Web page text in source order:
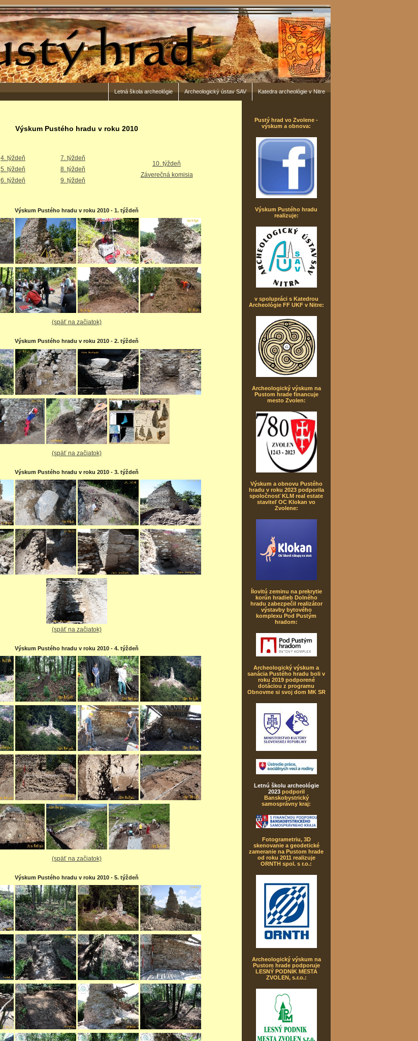
Katedra archeológie v Nitre
Archeologický ústav SAV
Letná škola archeológie
Výskum Pustého hradu v roku 2010
4. týždeň
5. týždeň
6. týždeň
7. týždeň
8. týždeň
9. týždeň
10. týždeň
Záverečná komisia
Výskum Pustého hradu v roku 2010 - 1. týždeň
(späť na začiatok)
Výskum Pustého hradu v roku 2010 - 2. týždeň
(späť na začiatok)
Výskum Pustého hradu v roku 2010 - 3. týždeň
(späť na začiatok)
Výskum Pustého hradu v roku 2010 - 4. týždeň
(späť na začiatok)
Výskum Pustého hradu v roku 2010 - 5. týždeň
Pustý hrad vo Zvolene -
výskum a obnova:
Výskum Pustého hradu
realizuje:
v spolupráci s Katedrou
Archeológie FF UKF v Nitre:
Archeologický výskum na
Pustom hrade financuje
mesto Zvolen:
Výskum a obnovu Pustého
hradu v roku 2023 podporila
spoločnosť KLM real estate
staviteľ OC Klokan vo
Zvolene:
Ílovitú zeminu na prekrytie
korún hradieb Dolného
hradu zabezpečil realizátor
výstavby bytového
komplexu Pod Pustým
hradom:
Archeologický výskum a
sanácia Pustého hradu boli v
roku 2019 podporené
dotáciou z programu
Obnovme si svoj dom MK SR
Letnú školu archeológie
2023podporil
Banskobystrický
samosprávny kraj:
Fotogrametriu, 3D
skenovanie a geodetické
zameranie na Pustom hrade
od roku 2011 realizuje
ORNTH spol. s r.o.:
Archeologický výskum na
Pustom hrade podporuje
LESNÝ PODNIK MESTA
ZVOLEN, s.r.o.: